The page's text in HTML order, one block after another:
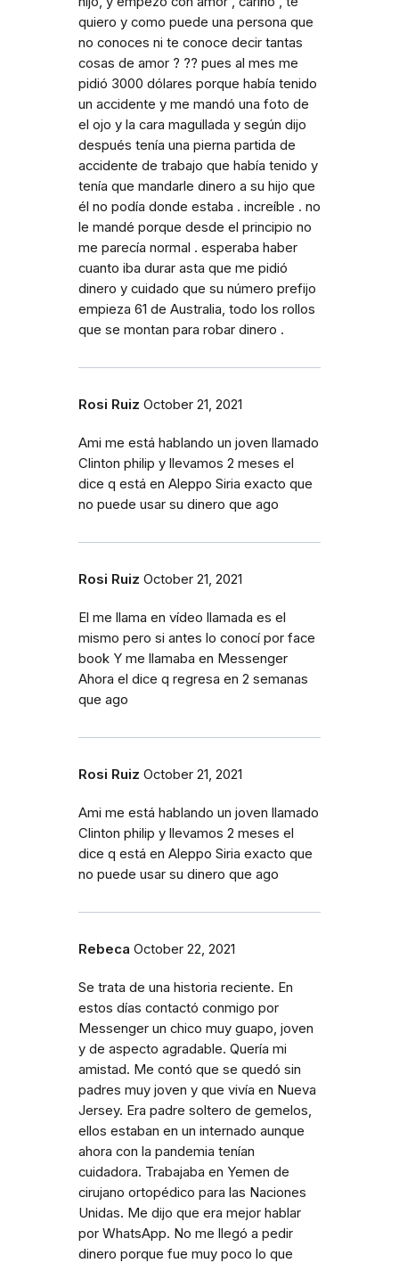
quiero y como puede una persona que
no conoces ni te conoce decir tantas
cosas de amor ? ?? pues al mes me
pidió 3000 dólares porque había tenido
un accidente y me mandó una foto de
el ojo y la cara magullada y según dijo
después tenía una pierna partida de
accidente de trabajo que había tenido y
tenía que mandarle dinero a su hijo que
él no podía donde estaba . increíble . no
le mandé porque desde el principio no
me parecía normal . esperaba haber
cuanto iba durar asta que me pidió
dinero y cuidado que su número prefijo
empieza 61 de Australia, todo los rollos
que se montan para robar dinero .
Rosi Ruiz October 21, 2021
Ami me está hablando un joven llamado
Clinton philip y llevamos 2 meses el
dice q está en Aleppo Siria exacto que
no puede usar su dinero que ago
Rosi Ruiz October 21, 2021
El me llama en vídeo llamada es el
mismo pero si antes lo conocí por face
book Y me llamaba en Messenger
Ahora el dice q regresa en 2 semanas
que ago
Rosi Ruiz October 21, 2021
Ami me está hablando un joven llamado
Clinton philip y llevamos 2 meses el
dice q está en Aleppo Siria exacto que
no puede usar su dinero que ago
Rebeca October 22, 2021
Se trata de una historia reciente. En
estos días contactó conmigo por
Messenger un chico muy guapo, joven
y de aspecto agradable. Quería mi
amistad. Me contó que se quedó sin
padres muy joven y que vivía en Nueva
Jersey. Era padre soltero de gemelos,
ellos estaban en un internado aunque
ahora con la pandemia tenían
cuidadora. Trabajaba en Yemen de
cirujano ortopédico para las Naciones
Unidas. Me dijo que era mejor hablar
por WhatsApp. No me llegó a pedir
dinero porque fue muy poco lo que